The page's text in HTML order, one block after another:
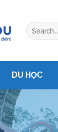
DU HỌC